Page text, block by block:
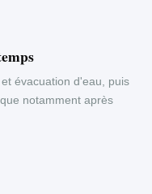
évacuation d'eau, puis
notamment après